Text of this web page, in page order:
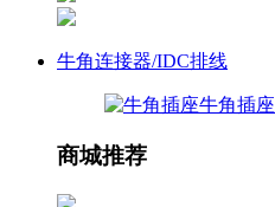
牛角连接器/IDC排线
牛角插座
商城推荐